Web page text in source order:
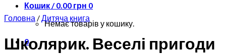
Кошик /0.00 грн 0
Немає товарів у кошику.
0
Головна /Дитяча книга
Школярик. Веселі пригоди